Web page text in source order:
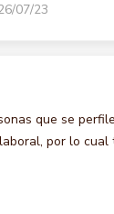
07/23
que se
por lo cual